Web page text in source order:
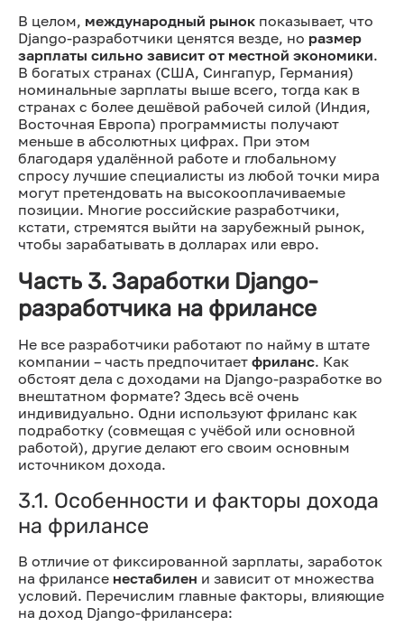
В целом, международный рынок показывает, что
Django-разработчики ценятся везде, но размер
зарплаты сильно зависит от местной экономики.
В богатых странах (США, Сингапур, Германия)
номинальные зарплаты выше всего, тогда как в
странах с более дешёвой рабочей силой (Индия,
Восточная Европа) программисты получают
меньше в абсолютных цифрах. При этом
благодаря удалённой работе и глобальному
спросу лучшие специалисты из любой точки мира
могут претендовать на высокооплачиваемые
позиции. Многие российские разработчики,
кстати, стремятся выйти на зарубежный рынок,
чтобы зарабатывать в долларах или евро.
Часть 3. Заработки Django-
разработчика на фрилансе
Не все разработчики работают по найму в штате
компании – часть предпочитает фриланс. Как
обстоят дела с доходами на Django-разработке во
внештатном формате? Здесь всё очень
индивидуально. Одни используют фриланс как
подработку (совмещая с учёбой или основной
работой), другие делают его своим основным
источником дохода.
3.1. Особенности и факторы дохода
на фрилансе
В отличие от фиксированной зарплаты, заработок
на фрилансе нестабилен и зависит от множества
условий. Перечислим главные факторы, влияющие
на доход Django-фрилансера: